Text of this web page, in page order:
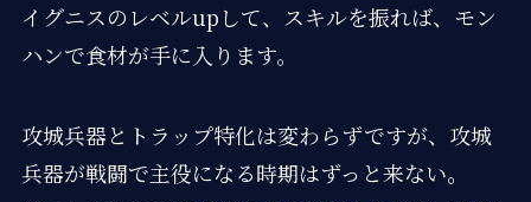
イグニスのレベルupして、スキルを振れば、モン
ハンで食材が手に入ります。
攻城兵器とトラップ特化は変わらずですが、攻城
兵器が戦闘で主役になる時期はずっと来ない。